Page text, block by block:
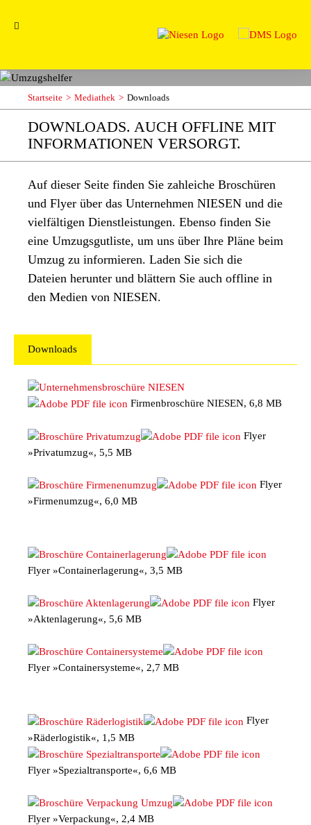
Startseite Mediathek Downloads
DOWNLOADS. AUCH OFFLINE MIT
INFORMATIONEN VERSORGT.
Auf dieser Seite finden Sie zahleiche Broschüren
und Flyer über das Unternehmen NIESEN und die
vielfältigen Dienstleistungen. Ebenso finden Sie
eine Umzugsgutliste, um uns über Ihre Pläne beim
Umzug zu informieren. Laden Sie sich die
Dateien herunter und blättern Sie auch offline in
den Medien von NIESEN.
Downloads
Firmenbroschüre NIESEN, 6,8 MB
Flyer
»Privatumzug«, 5,5 MB
Flyer
»Firmenumzug«, 6,0 MB
Flyer »Containerlagerung«, 3,5 MB
Flyer
»Aktenlagerung«, 5,6 MB
Flyer »Containersysteme«, 2,7 MB
Flyer
»Räderlogistik«, 1,5 MB
Flyer »Spezialtransporte«, 6,6 MB
Flyer »Verpackung«, 2,4 MB